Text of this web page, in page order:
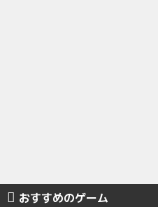
おすすめのゲーム